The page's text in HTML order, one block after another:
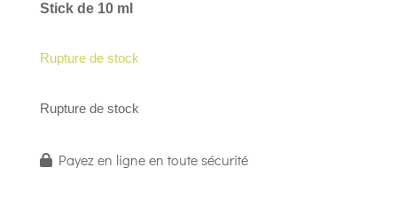
Stick de 10 ml
Rupture de stock
Rupture de stock
Payez en ligne en toute sécurité